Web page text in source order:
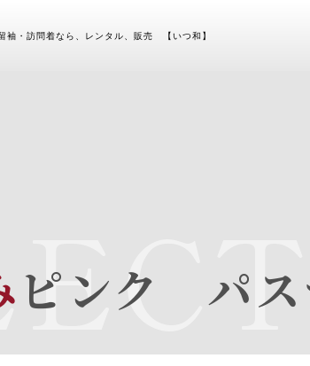
袖・訪問着なら、レンタル、販売 【いつ和】
ピンク パス